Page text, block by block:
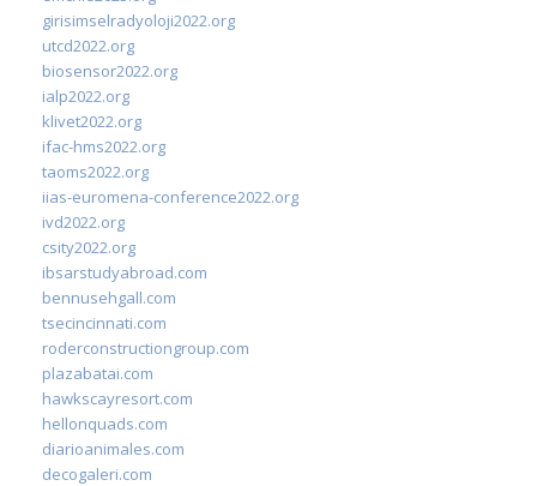
girisimselradyoloji2022.org
utcd2022.org
biosensor2022.org
ialp2022.org
klivet2022.org
ifac-hms2022.org
taoms2022.org
iias-euromena-conference2022.org
ivd2022.org
csity2022.org
ibsarstudyabroad.com
bennusehgall.com
tsecincinnati.com
roderconstructiongroup.com
plazabatai.com
hawkscayresort.com
hellonquads.com
diarioanimales.com
decogaleri.com